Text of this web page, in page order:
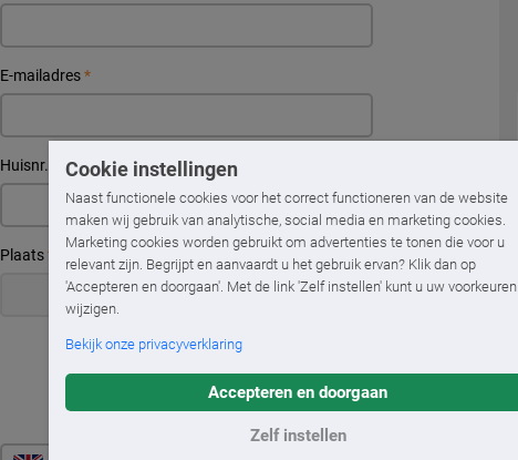
Cookie instellingen
Naast functionele cookies voor het correct functioneren van de website
maken wij gebruik van analytische, social media en marketing cookies.
Marketing cookies worden gebruikt om advertenties te tonen die voor u
relevant zijn. Begrijpt en aanvaardt u het gebruik ervan? Klik dan op
'Accepteren en doorgaan'. Met de link 'Zelf instellen' kunt u uw voorkeuren
wijzigen.
Bekijk onze privacyverklaring
Accepteren en doorgaan
Zelf instellen
E-mailadres*
Huisnr.
Plaats*